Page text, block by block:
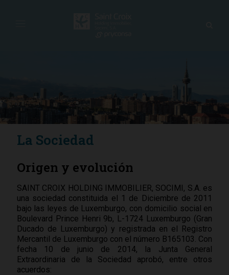
La Sociedad
Origen y evolución
SAINT CROIX HOLDING IMMOBILIER, SOCIMI, S.A. es
una sociedad constituida el 1 de Diciembre de 2011
bajo las leyes de Luxemburgo, con domicilio social en
Boulevard Prince Henri 9b, L-1724 Luxemburgo (Gran
Ducado de Luxemburgo) y registrada en el Registro
Mercantil de Luxemburgo con el número B165103. Con
fecha 10 de junio de 2014, la Junta General
Extraordinaria de la Sociedad aprobó, entre otros
acuerdos: